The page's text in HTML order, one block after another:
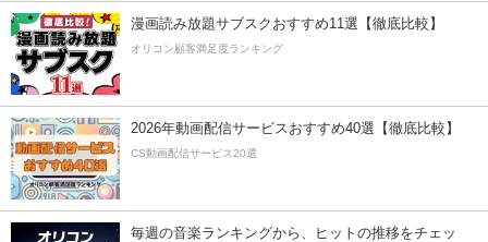
漫画読み放題サブスクおすすめ11選【徹底比較】
オリコン顧客満足度ランキング
2026年動画配信サービスおすすめ40選【徹底比較】
CS動画配信サービス20選
毎週の音楽ランキングから、ヒットの推移をチェッ